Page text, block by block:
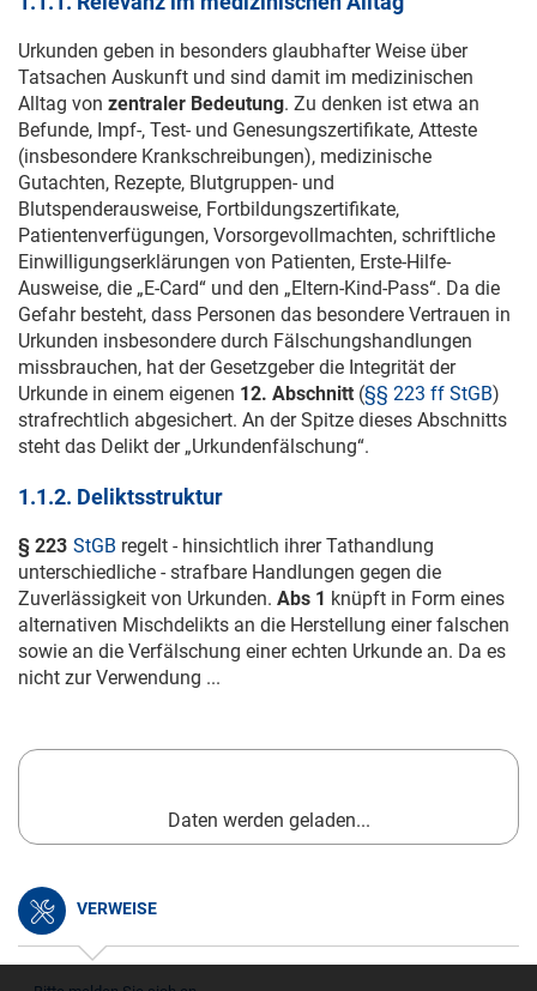
Urkunden geben in besonders glaubhafter Weise über
Tatsachen Auskunft und sind damit im medizinischen
Alltag von zentraler Bedeutung. Zu denken ist etwa an
Befunde, Impf-, Test- und Genesungszertifikate, Atteste
(insbesondere Krankschreibungen), medizinische
Gutachten, Rezepte, Blutgruppen- und
Blutspenderausweise, Fortbildungszertifikate,
Patientenverfügungen, Vorsorgevollmachten, schriftliche
Einwilligungserklärungen von Patienten, Erste-Hilfe-
Ausweise, die „E-Card“ und den „Eltern-Kind-Pass“. Da die
Gefahr besteht, dass Personen das besondere Vertrauen in
Urkunden insbesondere durch Fälschungshandlungen
missbrauchen, hat der Gesetzgeber die Integrität der
Urkunde in einem eigenen 12. Abschnitt (§§ 223 ff StGB)
strafrechtlich abgesichert. An der Spitze dieses Abschnitts
steht das Delikt der „Urkundenfälschung“.
1.1.2. Deliktsstruktur
§ 223 StGB regelt - hinsichtlich ihrer Tathandlung
unterschiedliche - strafbare Handlungen gegen die
Zuverlässigkeit von Urkunden. Abs 1 knüpft in Form eines
alternativen Mischdelikts an die Herstellung einer falschen
sowie an die Verfälschung einer echten Urkunde an. Da es
nicht zur Verwendung ...
Daten werden geladen...
VERWEISE